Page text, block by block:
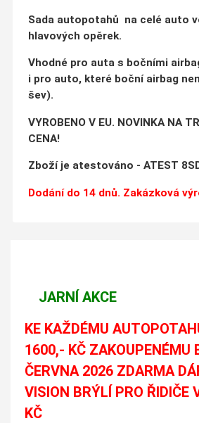
Sada autopotahů na celé auto
hlavových opěrek.
Vhodné pro auta s bočními
i pro auto, které boční airbag
šev).
VYROBENO V EU. NOVINKA NA
CENA!
Zboží je atestováno - ATEST
Dodání do 14 dnů. Zakázková
JARNÍ AKCE
KE KAŽDÉMU
1600,- KČ ZAKOUPENÉMU
ČERVNA 2026 ZDARMA
VISION BRÝLÍ PRO ŘIDIČE
KČ